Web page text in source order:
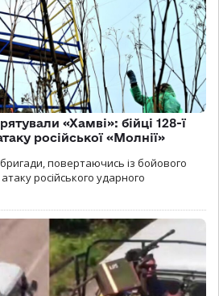
«Хамві»: бійці 128-ї
російської «Молнії»
бригади, повертаючись із бойового
російського ударного